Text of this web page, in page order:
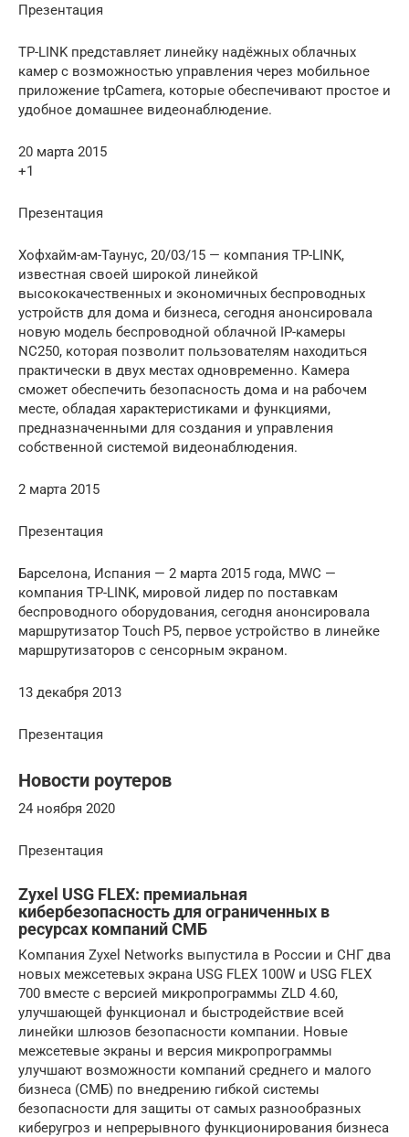
Презентация
TP-LINK представляет линейку надёжных облачных
камер с возможностью управления через мобильное
приложение tpCamera, которые обеспечивают простое и
удобное домашнее видеонаблюдение.
20 марта 2015
+1
Презентация
Хофхайм-ам-Таунус, 20/03/15 — компания TP-LINK,
известная своей широкой линейкой
высококачественных и экономичных беспроводных
устройств для дома и бизнеса, сегодня анонсировала
новую модель беспроводной облачной IP-камеры
NC250, которая позволит пользователям находиться
практически в двух местах одновременно. Камера
сможет обеспечить безопасность дома и на рабочем
месте, обладая характеристиками и функциями,
предназначенными для создания и управления
собственной системой видеонаблюдения.
2 марта 2015
Презентация
Барселона, Испания — 2 марта 2015 года, MWC —
компания TP-LINK, мировой лидер по поставкам
беспроводного оборудования, сегодня анонсировала
маршрутизатор Touch P5, первое устройство в линейке
маршрутизаторов с сенсорным экраном.
13 декабря 2013
Презентация
Новости роутеров
24 ноября 2020
Презентация
Zyxel USG FLEX: премиальная
кибербезопасность для ограниченных в
ресурсах компаний СМБ
Компания Zyxel Networks выпустила в России и СНГ два
новых межсетевых экрана USG FLEX 100W и USG FLEX
700 вместе с версией микропрограммы ZLD 4.60,
улучшающей функционал и быстродействие всей
линейки шлюзов безопасности компании. Новые
межсетевые экраны и версия микропрограммы
улучшают возможности компаний среднего и малого
бизнеса (СМБ) по внедрению гибкой системы
безопасности для защиты от самых разнообразных
киберугроз и непрерывного функционирования бизнеса